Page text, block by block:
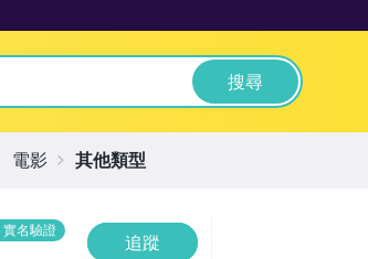
搜尋
實名驗證
追蹤
電影 其他類型